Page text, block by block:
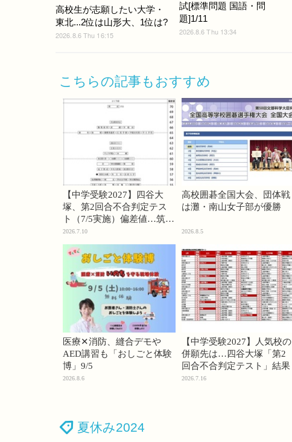
高校生が志願したい大学・
東北...2位は山形大、1位は?
2026.8.6 Thu 16:15
試[標準問題 国語・問
題]1/11
2026.8.6 Thu 13:34
こちらの記事もおすすめ
【中学受験2027】四谷大
塚、第2回合不合判定テス
ト（7/5実施）偏差値…筑駒
74・桜蔭70＜PR＞
2026.7.10
高校囲碁全国大会、団体戦
は灘・南山女子部が優勝
2026.8.5
医療✕消防、縫合デモや
AED講習も「おしごと体験
博」9/5
2026.8.6
【中学受験2027】人気校の
併願先は…四谷大塚「第2
回合不合判定テスト」結果
2026.7.16
夏休み2024